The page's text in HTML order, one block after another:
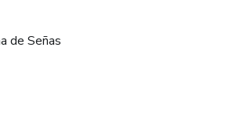
de Señas